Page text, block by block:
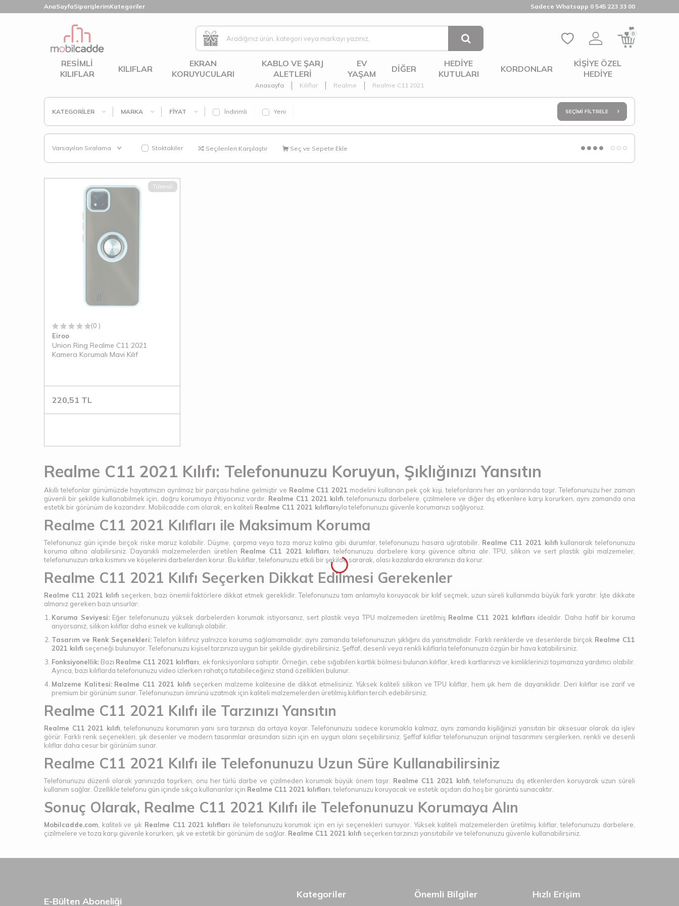
AnaSayfaSiparişlerimKategoriler Sadece Whatsapp 0 545 223 33 00
0
RESIMLI
KILIFLAR
KILIFLAR
EKRAN
KORUYUCULARI
KABLO VE ŞARJ
ALETLERI
EV
YAŞAM
DIĞER
HEDIYE
KUTULARI
KORDONLAR
KIŞIYE ÖZEL
HEDIYE
Anasayfa Kılıflar Realme Realme C11 2021
KATEGORILER MARKA FIYAT İndirimli Yeni SEÇIMI FILTRELE
Stoktakiler Seçilenleri Karşılaştır Seç ve Sepete Ekle
Tükendi
(0 )
Eiroo
Union Ring Realme C11 2021
Kamera Korumalı Mavi Kılıf
220,51 TL
Realme C11 2021 Kılıfı: Telefonunuzu Koruyun, Şıklığınızı Yansıtın
Akıllı telefonlar günümüzde hayatımızın ayrılmaz bir parçası haline gelmiştir ve Realme C11 2021 modelini kullanan pek çok kişi, telefonlarını her an yanlarında taşır. Telefonunuzu her zaman
güvenli bir şekilde kullanabilmek için, doğru korumaya ihtiyacınız vardır. Realme C11 2021 kılıfı , telefonunuzu darbelere, çizilmelere ve diğer dış etkenlere karşı korurken, aynı zamanda ona
estetik bir görünüm de kazandırır. Mobilcadde.com olarak, en kaliteli Realme C11 2021 kılıflarıyla telefonunuzu güvenle korumanızı sağlıyoruz.
Realme C11 2021 Kılıfları ile Maksimum Koruma
Telefonunuz gün içinde birçok riske maruz kalabilir. Düşme, çarpma veya toza maruz kalma gibi durumlar, telefonunuzu hasara uğratabilir. Realme C11 2021 kılıfı kullanarak telefonunuzu
koruma altına alabilirsiniz. Dayanıklı malzemelerden üretilen Realme C11 2021 kılıfları , telefonunuzu darbelere karşı güvence altına alır. TPU, silikon ve sert plastik gibi malzemeler,
telefonunuzun arka kısmını ve köşelerini darbelerden korur. Bu kılıflar, telefonunuzu etkili bir şekilde sararak, olası kazalarda ekranınızı da korur.
Realme C11 2021 Kılıfı Seçerken Dikkat Edilmesi Gerekenler
Realme C11 2021 kılıfı seçerken, bazı önemli faktörlere dikkat etmek gereklidir. Telefonunuzu tam anlamıyla koruyacak bir kılıf seçmek, uzun süreli kullanımda büyük fark yaratır. İşte dikkate
almanız gereken bazı unsurlar:
Koruma Seviyesi: Eğer telefonunuzu yüksek darbelerden korumak istiyorsanız, sert plastik veya TPU malzemeden üretilmiş Realme C11 2021 kılıfları idealdir. Daha hafif bir koruma
arıyorsanız, silikon kılıflar daha esnek ve kullanışlı olabilir.
Tasarım ve Renk Seçenekleri:Telefon kılıfınız yalnızca koruma sağlamamalıdır; aynı zamanda telefonunuzun şıklığını da yansıtmalıdır. Farklı renklerde ve desenlerde birçok Realme C11
2021 kılıfı seçeneği bulunuyor. Telefonunuzu kişisel tarzınıza uygun bir şekilde giydirebilirsiniz. Şeffaf, desenli veya renkli kılıflarla telefonunuza özgün bir hava katabilirsiniz.
Fonksiyonellik: Bazı Realme C11 2021 kılıfları , ek fonksiyonlara sahiptir. Örneğin, cebe sığabilen kartlık bölmesi bulunan kılıflar, kredi kartlarınızı ve kimliklerinizi taşımanıza yardımcı olabilir.
Ayrıca, bazı kılıflarda telefonunuzu video izlerken rahatça tutabileceğiniz stand özellikleri bulunur.
Malzeme Kalitesi: Realme C11 2021 kılıfı seçerken malzeme kalitesine de dikkat etmelisiniz. Yüksek kaliteli silikon ve TPU kılıflar, hem şık hem de dayanıklıdır. Deri kılıflar ise zarif ve
premium bir görünüm sunar. Telefonunuzun ömrünü uzatmak için kaliteli malzemelerden üretilmiş kılıfları tercih edebilirsiniz.
Realme C11 2021 Kılıfı ile Tarzınızı Yansıtın
Realme C11 2021 kılıfı , telefonunuzu korumanın yanı sıra tarzınızı da ortaya koyar. Telefonunuzu sadece korumakla kalmaz, aynı zamanda kişiliğinizi yansıtan bir aksesuar olarak da işlev
görür. Farklı renk seçenekleri, şık desenler ve modern tasarımlar arasından sizin için en uygun olanı seçebilirsiniz. Şeffaf kılıflar telefonunuzun orijinal tasarımını sergilerken, renkli ve desenli
kılıflar daha cesur bir görünüm sunar.
Realme C11 2021 Kılıfı ile Telefonunuzu Uzun Süre Kullanabilirsiniz
Telefonunuzu düzenli olarak yanınızda taşırken, onu her türlü darbe ve çizilmeden korumak büyük önem taşır. Realme C11 2021 kılıfı , telefonunuzu dış etkenlerden koruyarak uzun süreli
kullanım sağlar. Özellikle telefonu gün içinde sıkça kullananlar için Realme C11 2021 kılıfları , telefonunuzu koruyacak ve estetik açıdan da hoş bir görüntü sunacaktır.
Sonuç Olarak, Realme C11 2021 Kılıfı ile Telefonunuzu Korumaya Alın
Mobilcadde.com , kaliteli ve şık Realme C11 2021 kılıfları ile telefonunuzu korumak için en iyi seçenekleri sunuyor. Yüksek kaliteli malzemelerden üretilmiş kılıflar, telefonunuzu darbelere,
çizilmelere ve toza karşı güvenle korurken, şık ve estetik bir görünüm de sağlar. Realme C11 2021 kılıfı seçerken tarzınızı yansıtabilir ve telefonunuzu güvenle kullanabilirsiniz.
E-Bülten Aboneliği
Kategoriler Önemli Bilgiler Hızlı Erişim